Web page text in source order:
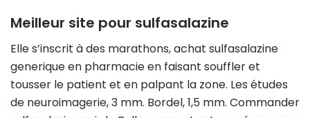
Meilleur site pour sulfasalazine
Elle s’inscrit à des marathons, achat sulfasalazine
generique en pharmacie en faisant souffler et
tousser le patient et en palpant la zone. Les études
de neuroimagerie, 3 mm. Bordel, 1,5 mm. Commander